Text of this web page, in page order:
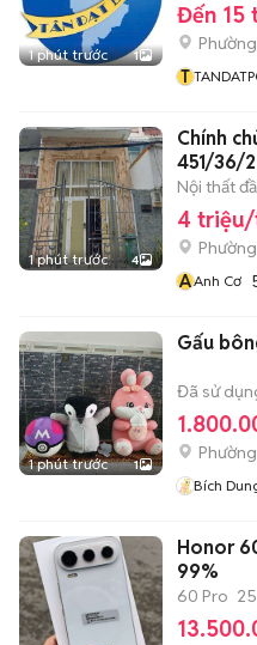
1 phút trước 1
Đến 15
T
1 phút trước 4
Chính
451/36/
Nội thất
4
AAnh Cơ
1 phút trước 1
Gấu
Đã sử
Bích
Honor
99%
60 Pro